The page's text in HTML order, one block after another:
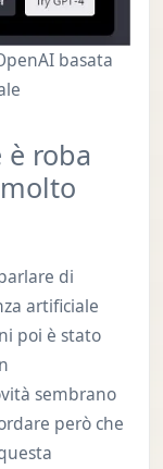
basata
è roba
di
artificiale
poi è stato
sembrano
però che